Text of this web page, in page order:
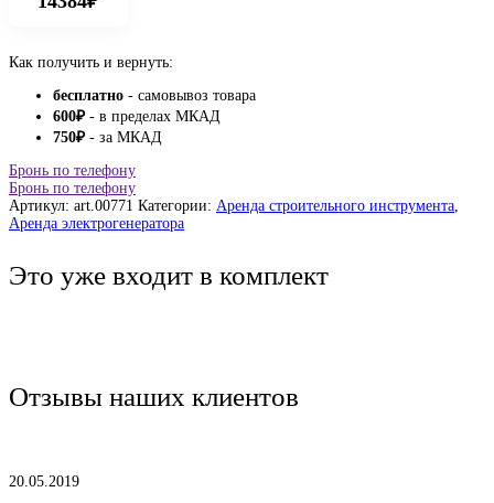
Как получить и вернуть:
бесплатно - самовывоз товара
600₽- в пределах МКАД
750₽- за МКАД
Бронь по телефону
Бронь по телефону
Артикул: art.00771 Категории: Аренда строительного инструмента,
Аренда электрогенератора
Это уже входит в комплект
Отзывы наших клиентов
20.05.2019